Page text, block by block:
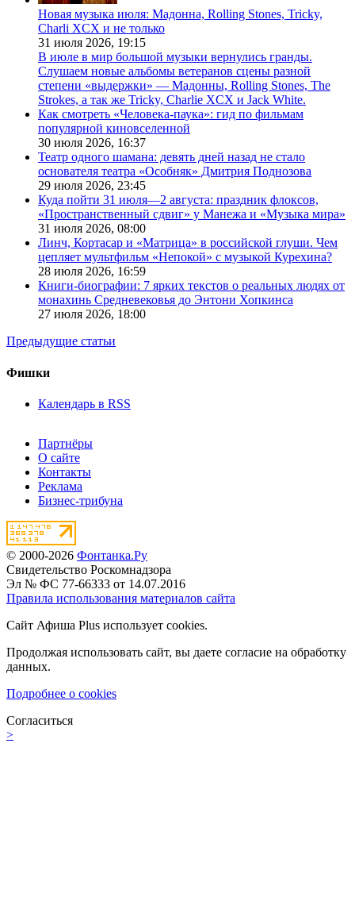
Новая музыка июля: Мадонна, Rolling Stones, Tricky,
Charli XCX и не только
31 июля 2026, 19:15
В июле в мир большой музыки вернулись гранды.
Слушаем новые альбомы ветеранов сцены разной
степени «выдержки» — Мадонны, Rolling Stones, The
Strokes, а так же Tricky, Charlie XCX и Jack White.
Как смотреть «Человека-паука»: гид по фильмам
популярной киновселенной
30 июля 2026, 16:37
Театр одного шамана: девять дней назад не стало
основателя театра «Особняк» Дмитрия Поднозова
29 июля 2026, 23:45
Куда пойти 31 июля—2 августа: праздник флоксов,
«Пространственный сдвиг» у Манежа и «Музыка мира»
31 июля 2026, 08:00
Линч, Кортасар и «Матрица» в российской глуши. Чем
цепляет мультфильм «Непокой» с музыкой Курехина?
28 июля 2026, 16:59
Книги-биографии: 7 ярких текстов о реальных людях от
монахинь Средневековья до Энтони Хопкинса
27 июля 2026, 18:00
Предыдущие статьи
Фишки
Календарь в RSS
Партнёры
О сайте
Контакты
Реклама
Бизнес-трибуна
© 2000-2026 Фонтанка.Ру
Свидетельство Роскомнадзора
Эл № ФС 77-66333 от 14.07.2016
Правила использования материалов сайта
Сайт Афиша Plus использует cookies.
Продолжая использовать сайт, вы даете согласие на обработку
данных.
Подробнее о cookies
Согласиться
>